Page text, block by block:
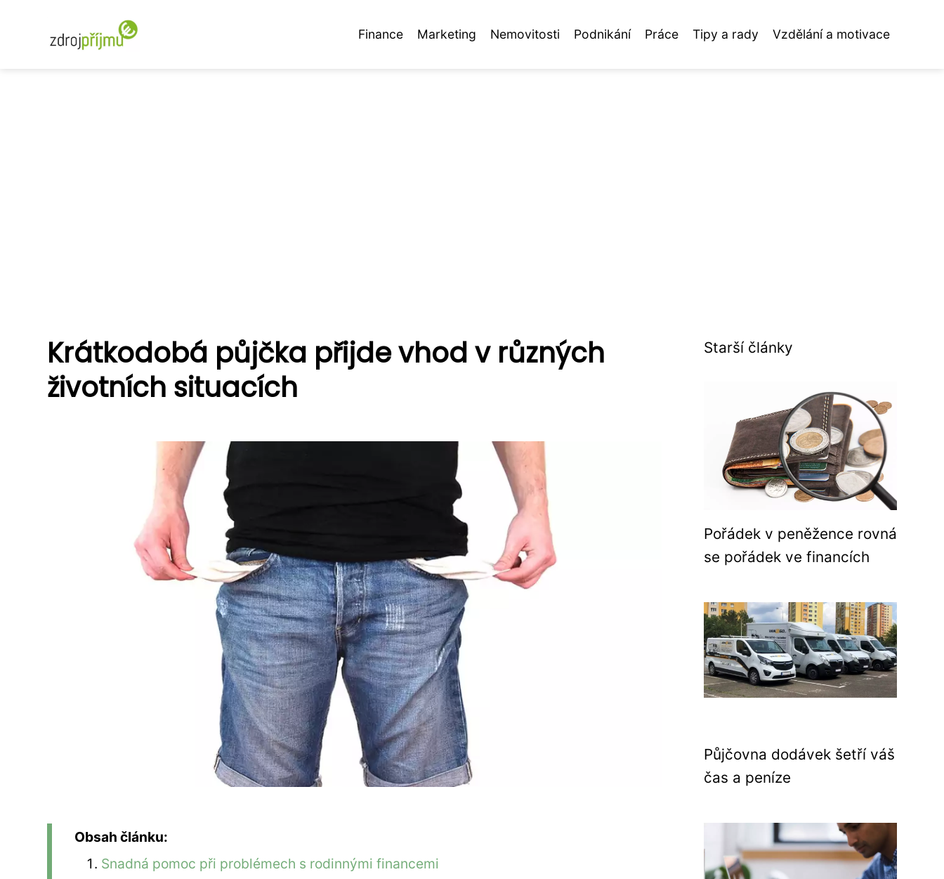
Finance Marketing Nemovitosti Podnikání Práce Tipy a rady Vzdělání a motivace
Krátkodobá půjčka přijde vhod v různých
životních situacích
Obsah článku:
Snadná pomoc při problémech s rodinnými financemi
Starší články
Pořádek v peněžence rovná
se pořádek ve financích
Půjčovna dodávek šetří váš
čas a peníze